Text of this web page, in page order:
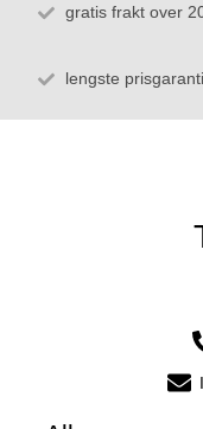
gratis frakt over
lengste prisgaranti